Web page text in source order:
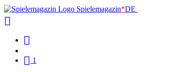
Spielemagazin*DE
1